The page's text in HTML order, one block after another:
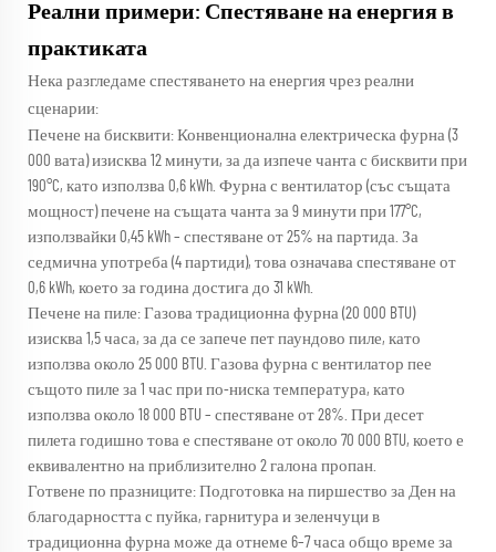
Реални примери: Спестяване на енергия в
практиката
Нека разгледаме спестяването на енергия чрез реални
сценарии:
Печене на бисквити: Конвенционална електрическа фурна (3
000 вата) изисква 12 минути, за да изпече чанта с бисквити при
190°C, като използва 0,6 kWh. Фурна с вентилатор (със същата
мощност) печене на същата чанта за 9 минути при 177°C,
използвайки 0,45 kWh – спестяване от 25% на партида. За
седмична употреба (4 партиди), това означава спестяване от
0,6 kWh, което за година достига до 31 kWh.
Печене на пиле: Газова традиционна фурна (20 000 BTU)
изисква 1,5 часа, за да се запече пет паундово пиле, като
използва около 25 000 BTU. Газова фурна с вентилатор пее
същото пиле за 1 час при по-ниска температура, като
използва около 18 000 BTU – спестяване от 28%. При десет
пилета годишно това е спестяване от около 70 000 BTU, което е
еквивалентно на приблизително 2 галона пропан.
Готвене по празниците: Подготовка на пиршество за Ден на
благодарността с пуйка, гарнитура и зеленчуци в
традиционна фурна може да отнеме 6–7 часа общо време за